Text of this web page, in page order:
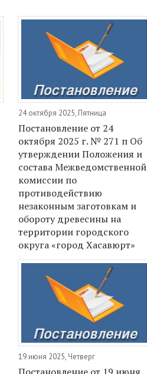
24 октября 2025, Пятница
Постановление от 24
октября 2025 г. № 271 п Об
утверждении Положения и
состава Межведомственной
комиссии по
противодействию
незаконным заготовкам и
обороту древесины на
территории городского
округа «город Хасавюрт»
19 июня 2025, Четверг